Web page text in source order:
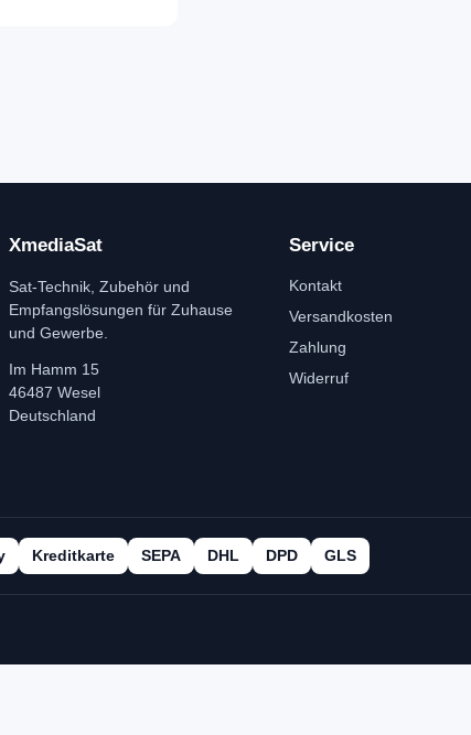
XmediaSat
Sat-Technik, Zubehör und
Empfangslösungen für Zuhause
und Gewerbe.
Im Hamm 15
46487 Wesel
Deutschland
Service
Kontakt
Versandkosten
Zahlung
Widerruf
Kreditkarte SEPA DHL DPD GLS